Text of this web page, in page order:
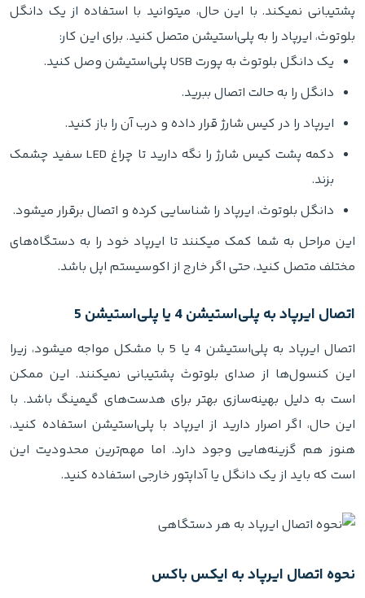
پشتیبانی نمیکند. با این حال، میتوانید با استفاده از یک دانگل
بلوتوث، ایرپاد را به پلی‌استیشن متصل کنید. برای این کار:
یک دانگل بلوتوث به پورت USB پلی‌استیشن وصل کنید.
دانگل را به حالت اتصال ببرید.
ایرپاد را در کیس شارژ قرار داده و درب آن را باز کنید.
دکمه پشت کیس شارژ را نگه دارید تا چراغ LED سفید چشمک
بزند.
دانگل بلوتوث، ایرپاد را شناسایی کرده و اتصال برقرار میشود.
این مراحل به شما کمک میکنند تا ایرپاد خود را به دستگاه‌های
مختلف متصل کنید، حتی اگر خارج از اکوسیستم اپل باشد.
اتصال ایرپاد به پلی‌استیشن 4 یا پلی‌استیشن 5
اتصال ایرپاد به پلی‌استیشن 4 یا 5 با مشکل مواجه میشود، زیرا
این کنسول‌ها از صدای بلوتوث پشتیبانی نمیکنند. این ممکن
است به دلیل بهینه‌سازی بهتر برای هدست‌های گیمینگ باشد. با
این حال، اگر اصرار دارید از ایرپاد با پلی‌استیشن استفاده کنید،
هنوز هم گزینه‌هایی وجود دارد. اما مهم‌ترین محدودیت این
است که باید از یک دانگل یا آداپتور خارجی استفاده کنید.
نحوه اتصال ایرپاد به ایکس‌ باکس